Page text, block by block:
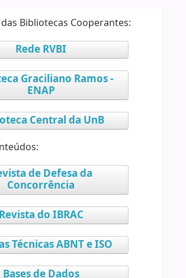
Bibliotecas Cooperantes:
Rede RVBI
Graciliano Ramos -
ENAP
Central da UnB
de Defesa da
Concorrência
Revista do IBRAC
Técnicas ABNT e ISO
Bases de Dados